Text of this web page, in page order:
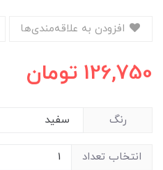
126,750 تومان
رنگ
انتخاب تعداد